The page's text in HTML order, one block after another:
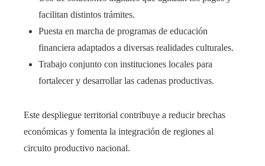
facilitan distintos trámites.
Puesta en marcha de programas de educación
financiera adaptados a diversas realidades culturales.
Trabajo conjunto con instituciones locales para
fortalecer y desarrollar las cadenas productivas.
Este despliegue territorial contribuye a reducir brechas
económicas y fomenta la integración de regiones al
circuito productivo nacional.